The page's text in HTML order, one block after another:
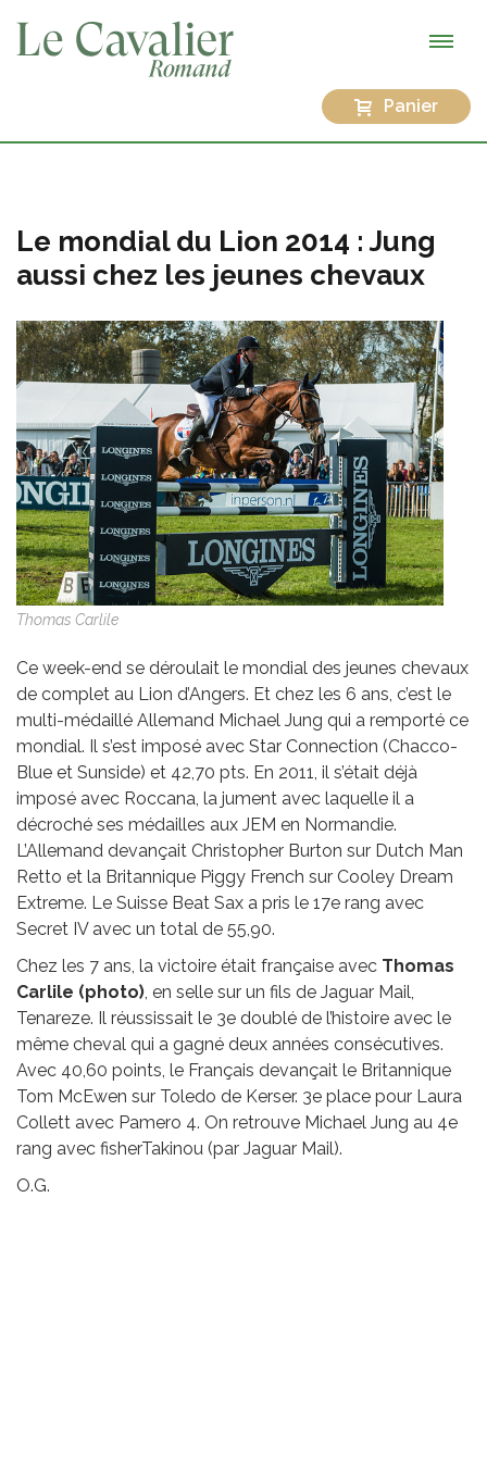
Panier
Le mondial du Lion 2014 : Jung
aussi chez les jeunes chevaux
Thomas Carlile
Ce week-end se déroulait le mondial des jeunes chevaux
de complet au Lion d’Angers. Et chez les 6 ans, c’est le
multi-médaillé Allemand Michael Jung qui a remporté ce
mondial. Il s’est imposé avec Star Connection (Chacco-
Blue et Sunside) et 42,70 pts. En 2011, il s’était déjà
imposé avec Roccana, la jument avec laquelle il a
décroché ses médailles aux JEM en Normandie.
L’Allemand devançait Christopher Burton sur Dutch Man
Retto et la Britannique Piggy French sur Cooley Dream
Extreme. Le Suisse Beat Sax a pris le 17e rang avec
Secret IV avec un total de 55,90.
Chez les 7 ans, la victoire était française avec Thomas
Carlile (photo) , en selle sur un fils de Jaguar Mail,
Tenareze. Il réussissait le 3e doublé de l’histoire avec le
même cheval qui a gagné deux années consécutives.
Avec 40,60 points, le Français devançait le Britannique
Tom McEwen sur Toledo de Kerser. 3e place pour Laura
Collett avec Pamero 4. On retrouve Michael Jung au 4e
rang avec fisherTakinou (par Jaguar Mail).
O.G.